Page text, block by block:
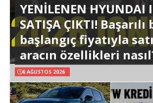
YENİLENEN HYUNDAI
SATIŞA ÇIKTI! Başarılı
başlangıç fiyatıyla
aracın özellikleri
6 AĞUSTOS 2026